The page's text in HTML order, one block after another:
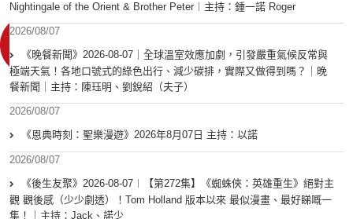
Nightingale of the Orient & Brother Peter︱主持：鍾一諾 Roger
2026/08/07
《晚餐新聞》2026-08-07｜全球溫室效應加劇，引發嚴重氣候反常與
極端天氣！各地口號式的綠色出行、減少碳排，實際又做得到嗎？｜晚
餐新聞｜主持：陳珏明、劉銳紹（夫子）
2026/08/07
《恩典時刻：聖樂漫遊》2026年8月07日 主持：以諾
2026/08/07
《後生友聚》2026-08-07︱【第272集】《蜘蛛俠：英雄重生》絕對主
觀 觀後感（少少劇透）！Tom Holland 版本以來 最似漫畫、最好睇嘅一
集！｜主持：Jack、諾少